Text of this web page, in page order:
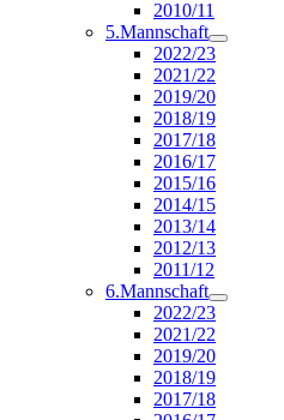
2010/11
5.Mannschaft
2022/23
2021/22
2019/20
2018/19
2017/18
2016/17
2015/16
2014/15
2013/14
2012/13
2011/12
6.Mannschaft
2022/23
2021/22
2019/20
2018/19
2017/18